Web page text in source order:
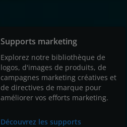
Supports marketing
Explorez notre bibliothèque de
logos, d'images de produits, de
campagnes marketing créatives et
de directives de marque pour
améliorer vos efforts marketing.
Découvrez les supports